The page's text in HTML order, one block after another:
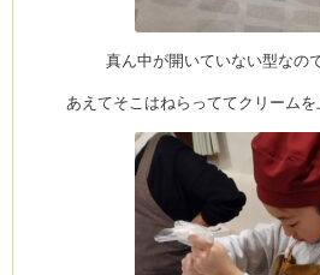
真ん中が開いていない型なの
あえてそこはねらっててクリーム